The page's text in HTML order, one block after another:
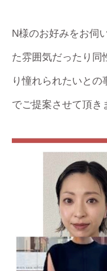
N様のお好みをお伺
た雰囲気だったり同
り憧れられたいと
でご提案させて頂き